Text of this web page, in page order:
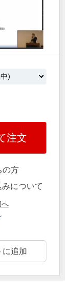
注文
の方
について
へ
に追加